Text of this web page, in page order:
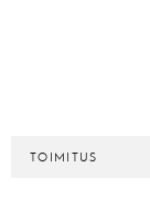
TOIMITUS